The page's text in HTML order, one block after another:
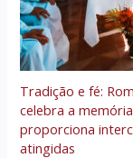
Tradição e fé:
celebra a
proporciona
atingidas